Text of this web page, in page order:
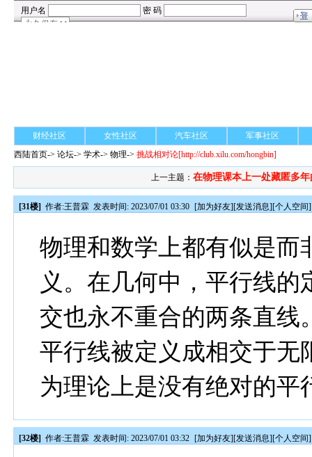
财经社区 女性社区 汽车社区
军事社区
西陆首页->论坛->学术-> 物理->挑战相对论[http://club.xilu.com/hongbin]
上一主题： 在物理课本上一处藏匿多年
[31楼] 作者:王普霖 发表时间: 2023/07/01 03:30 [加为好友][发送消息][个人空间]
物理和数学上都有似是而
义。在几何中，平行线
交也永不重合的两条直线
平行线被定义成相交于无
为理论上是没有绝对的平
[32楼] 作者:王普霖 发表时间: 2023/07/01 03:32 [加为好友][发送消息][个人空间]